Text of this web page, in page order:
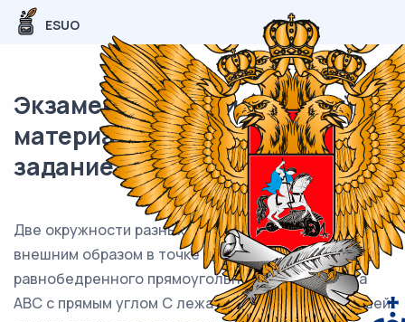
ESUO
Экзаменационный (типовой)
материал ЕГЭ / профиль / 17
задание (24) / 76
Две окружности разных радиусов касаются
внешним образом в точке C. Вершины A и B
равнобедренного прямоугольного треугольника
ABC с прямым углом C лежат на меньшей и большей